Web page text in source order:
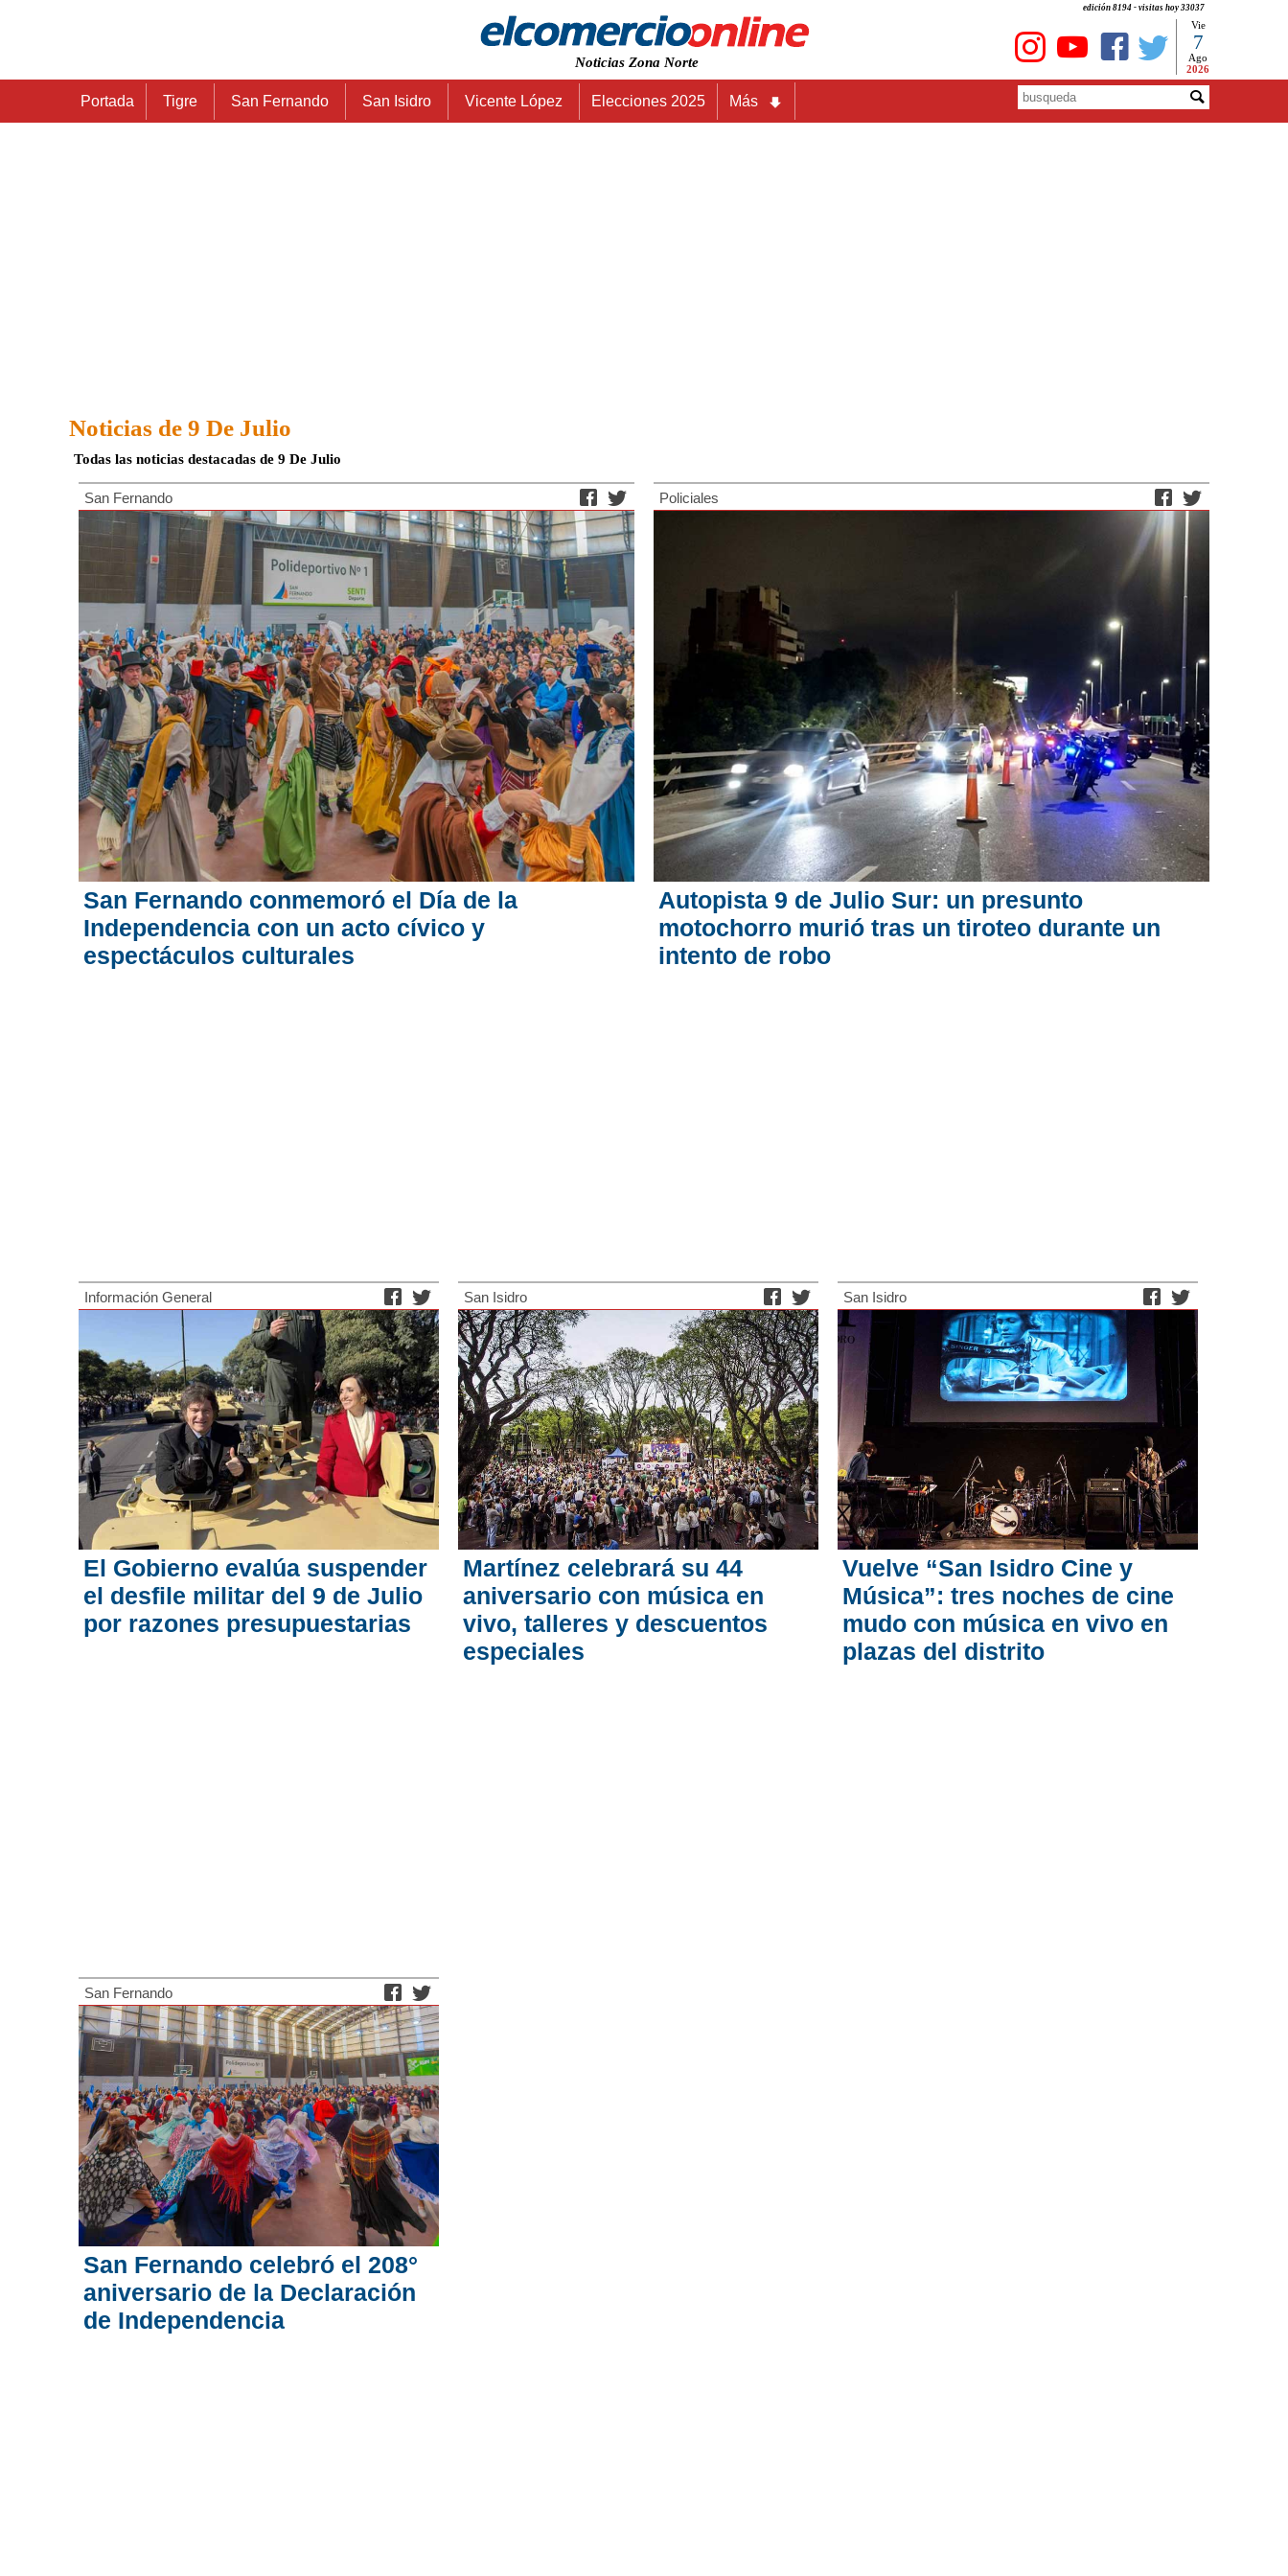
edición 8194 - visitas hoy 33037
Noticias Zona Norte
Vie
7
Ago
2026
Portada Tigre San Fernando San Isidro Vicente López Elecciones 2025 Más
Noticias de 9 De Julio
Todas las noticias destacadas de 9 De Julio
San Fernando
San Fernando conmemoró el Día de la
Independencia con un acto cívico y
espectáculos culturales
Policiales
Autopista 9 de Julio Sur: un presunto
motochorro murió tras un tiroteo durante un
intento de robo
Información General
El Gobierno evalúa suspender
el desfile militar del 9 de Julio
por razones presupuestarias
San Isidro
Martínez celebrará su 44
aniversario con música en
vivo, talleres y descuentos
especiales
San Isidro
Vuelve “San Isidro Cine y
Música”: tres noches de cine
mudo con música en vivo en
plazas del distrito
San Fernando
San Fernando celebró el 208°
aniversario de la Declaración
de Independencia